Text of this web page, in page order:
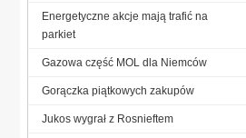
Energetyczne akcje mają trafić na
parkiet
Gazowa część MOL dla Niemców
Gorączka piątkowych zakupów
Jukos wygrał z Rosnieftem